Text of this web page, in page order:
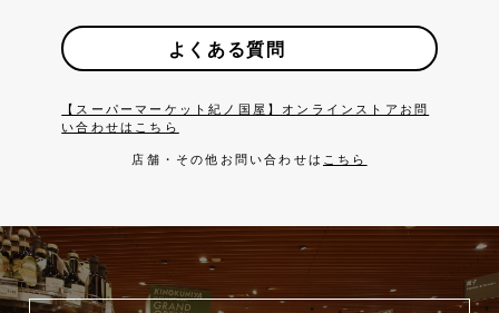
よくある質問
【スーパーマーケット紀ノ国屋】オンラインストアお問
い合わせはこちら
店舗・その他お問い合わせは こちら